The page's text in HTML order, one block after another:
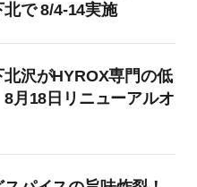
で 8/4-14実施
沢がHYROX専門の低
月18日リニューアルオ